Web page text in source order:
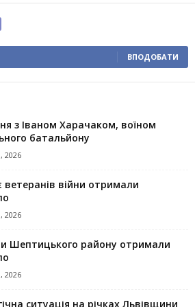
ВПОДОБАТИ
з Іваном Харачаком, воїном
батальйону
2026
війни отримали
2026
Шептицького району отримали
2026
ситуація на річках Львівщини